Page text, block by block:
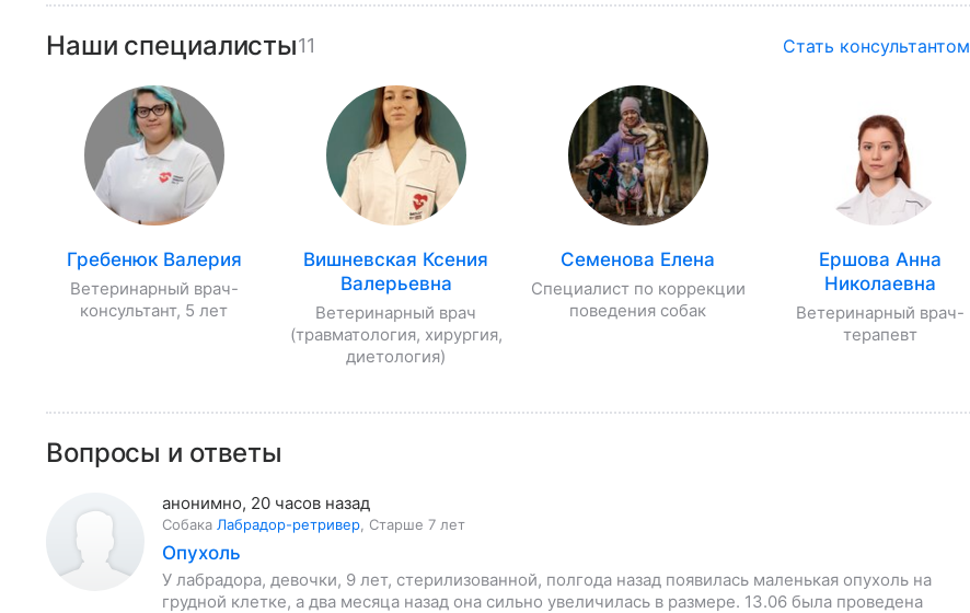
Наши специалисты11 Стать консультантом
Гребенюк Валерия
Ветеринарный врач-
консультант, 5 лет
Вишневская Ксения
Валерьевна
Ветеринарный врач
(травматология, хирургия,
диетология)
Семенова Елена
Специалист по коррекции
поведения собак
Ершова Анна
Николаевна
Ветеринарный врач-
терапевт
Вопросы и ответы
анонимно, 20 часов назад
Собака Лабрадор-ретривер Старше 7 лет
Опухоль
У лабрадора, девочки, 9 лет, стерилизованной, полгода назад появилась маленькая опухоль на
грудной клетке, а два месяца назад она сильно увеличилась в размере. 13.06 была проведена